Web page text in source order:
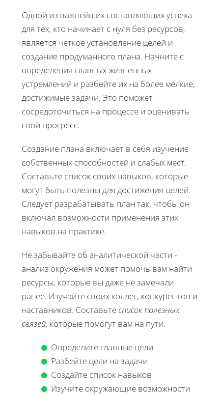
Одной из важнейших составляющих успеха
для тех, кто начинает с нуля без ресурсов,
является четкое установление целей и
создание продуманного плана. Начните с
определения главных жизненных
устремлений и разбейте их на более мелкие,
достижимые задачи. Это поможет
сосредоточиться на процессе и оценивать
свой прогресс.
Создание плана включает в себя изучение
собственных способностей и слабых мест.
Составьте список своих навыков, которые
могут быть полезны для достижения целей.
Следует разрабатывать план так, чтобы он
включал возможности применения этих
навыков на практике.
Не забывайте об аналитической части -
анализ окружения может помочь вам найти
ресурсы, которые вы даже не замечали
ранее. Изучайте своих коллег, конкурентов и
наставников. Составьтесписок полезных
связей, которые помогут вам на пути.
Определите главные цели
Разбейте цели на задачи
Создайте список навыков
Изучите окружающие возможности